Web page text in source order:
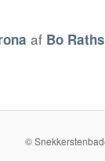
af Bo
©